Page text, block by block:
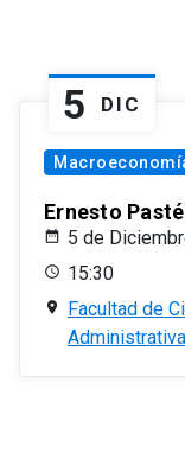
5 DIC
Ernesto
5 de
15:30
Facultad de